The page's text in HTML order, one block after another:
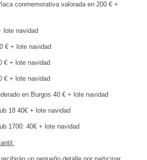
conmemorativa valorada en 200 € +
lote navidad
€ + lote navidad
€ + lote navidad
€ + lote navidad
en Burgos 40 € + lote navidad
18 40€ + lote navidad
1700: 40€ + lote navidad